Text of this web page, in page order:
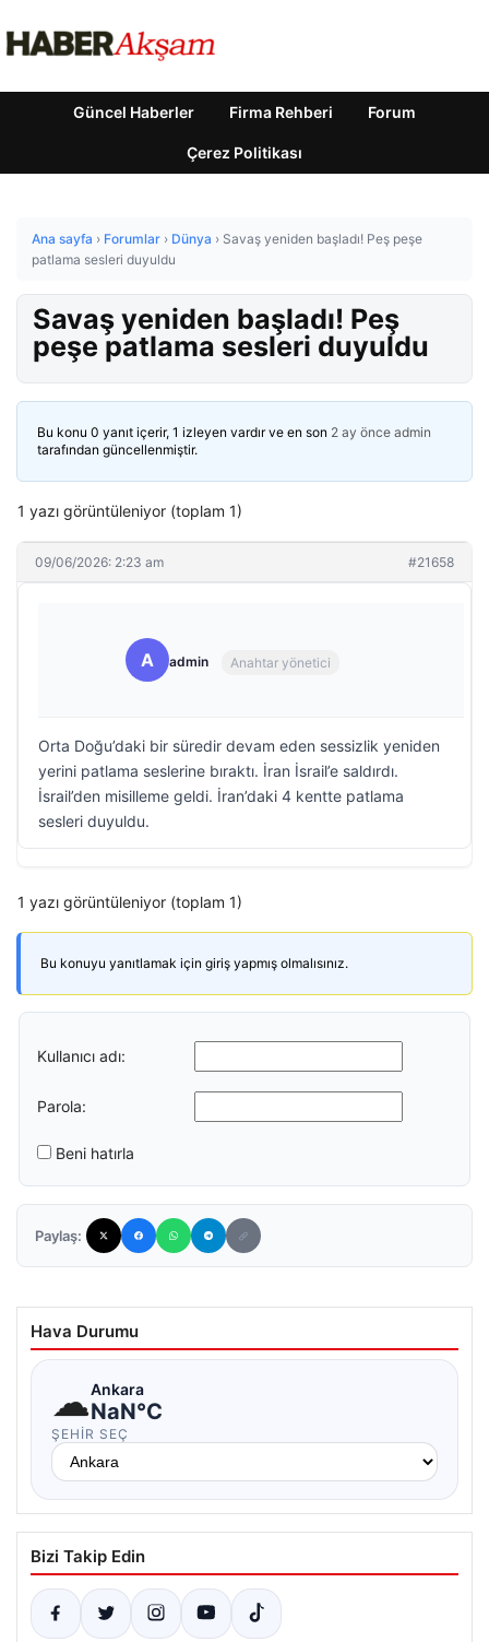
Güncel Haberler Firma Rehberi Forum
Çerez Politikası
Ana sayfa › Forumlar › Dünya › Savaş yeniden başladı! Peş peşe
patlama sesleri duyuldu
Savaş yeniden başladı! Peş
peşe patlama sesleri duyuldu
Bu konu 0 yanıt içerir, 1 izleyen vardır ve en son 2 ay önce admin
tarafından güncellenmiştir.
1 yazı görüntüleniyor (toplam 1)
09/06/2026: 2:23 am #21658
A admin Anahtar yönetici
Orta Doğu’daki bir süredir devam eden sessizlik yeniden
yerini patlama seslerine bıraktı. İran İsrail’e saldırdı.
İsrail’den misilleme geldi. İran’daki 4 kentte patlama
sesleri duyuldu.
1 yazı görüntüleniyor (toplam 1)
Bu konuyu yanıtlamak için giriş yapmış olmalısınız.
Kullanıcı adı:
Parola:
Beni hatırla
Paylaş:
Hava Durumu
☁Ankara
NaN°C
ŞEHIR SEÇ
Bizi Takip Edin